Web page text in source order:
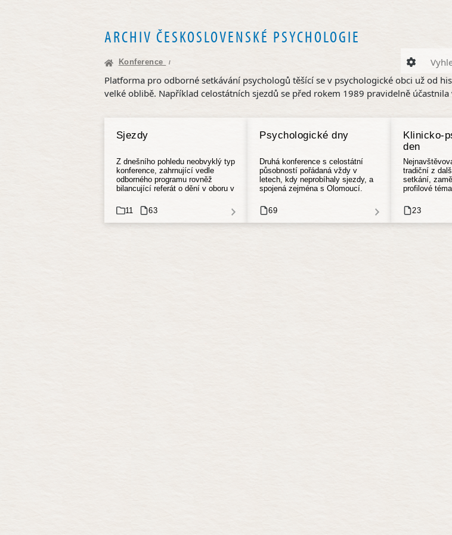
ARCHIV ČESKOSLOVENSKÉ PSYCHOLOGIE
Konference /
Platforma pro odborné setkávání psychologů těšící se v psychologické obci už od
velké oblibě. Například celostátních sjezdů se před rokem 1989 pravidelně
Sjezdy
Z dnešního pohledu neobvyklý typ
konference, zahrnující vedle
odborného programu rovněž
bilancující referát o dění v oboru v
formulaci závěrečného usnesení
účastníků konference, řešení
hospodářských otázek atd. Před
11 63
Psychologické dny
Druhá konference s celostátní
působností pořádaná vždy v
letech, kdy neprobíhaly sjezdy, a
spojená zejména s Olomoucí.
ročníků Psychologických dnů.
Tradice jejich pořádání trvá
dodnes.
69
Klinicko-
den
tradiční z
setkání,
profilové
„dnů“ (od
Dodnes
pokračování.
23